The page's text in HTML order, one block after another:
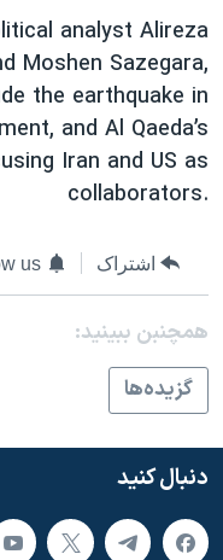
analyst Alireza
Moshen Sazegara,
the earthquake in
and Al Qaeda’s
Iran and US as
collaborators.
اشتراک us
همچنبن ببینید:
گزيده‌ها
دنبال کنید